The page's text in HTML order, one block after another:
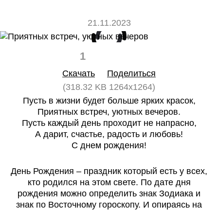
21.11.2023
1
Скачать
Поделиться
(318.32 KB 1264x1264)
Пусть в жизни будет больше ярких красок,
Приятных встреч, уютных вечеров.
Пусть каждый день проходит не напрасно,
А дарит, счастье, радость и любовь!
С днем рождения!
День Рождения – праздник который есть у всех,
кто родился на этом свете. По дате дня
рождения можно определить знак Зодиака и
знак по Восточному гороскопу. И опираясь на